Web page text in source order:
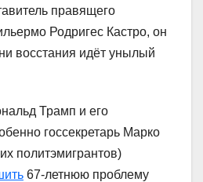
правящего
Родригес Кастро, он
восстания идёт унылый
Трамп и его
госсекретарь Марко
политэмигрантов)
67-летнюю проблему